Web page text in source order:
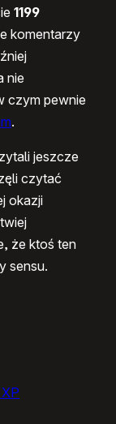
1199
komentarzy
nie
czym pewnie
.
jeszcze
czytać
okazji
że ktoś ten
sensu.